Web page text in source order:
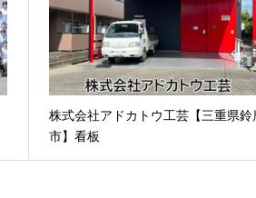
株式会社アドカトウ工芸【三重県鈴
市】看板